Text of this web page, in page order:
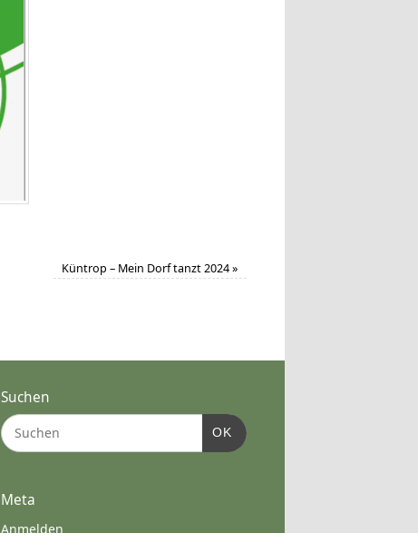
Küntrop – Mein Dorf tanzt 2024»
Suchen
OK
Meta
Anmelden